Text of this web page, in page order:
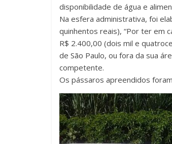
disponibilidade de água e
Na esfera administrativa, foi
quinhentos reais), “Por ter em
R$ 2.400,00 (dois mil e
de São Paulo, ou fora da sua
competente.
Os pássaros apreendidos